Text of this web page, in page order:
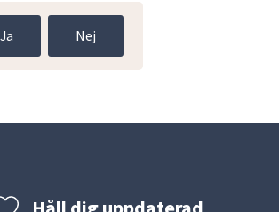
Ja Nej